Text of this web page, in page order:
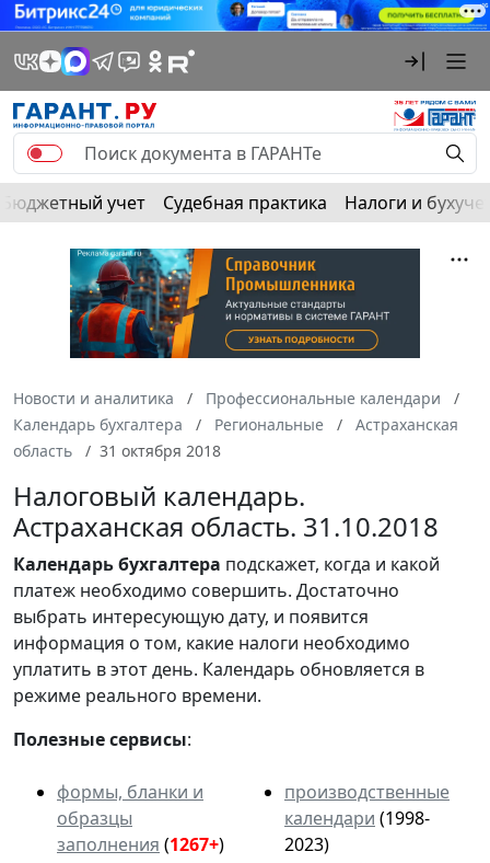
Бюджетный учет Судебная практика Налоги и
Новости и аналитика
Профессиональные календари
Календарь бухгалтера
Региональные
Астраханская
область
31 октября 2018
Налоговый календарь.
Астраханская область. 31.10.2018
Календарьбухгалтера подскажет, когда и какой
платеж необходимо совершить. Достаточно
выбрать интересующую дату, и появится
информация о том, какие налоги необходимо
уплатить в этот день. Календарь обновляется в
режиме реального времени.
Полезные сервисы:
формы, бланки и
образцы
заполнения (1267+)
производственные
календари (1998-
2023)